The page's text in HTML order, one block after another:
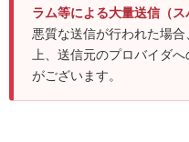
ラム等による大量送信（ス
悪質な送信が行われた場
上、送信元のプロバイダ
がございます。